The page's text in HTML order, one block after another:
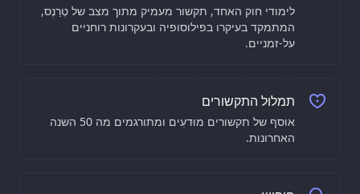
לימודי חוק האחד, תקשור מעמיק מתוך מצב של טְרַנְס,
המתמקד בעיקרו בפילוסופיה ובעקרונות רוחניים
על-זמניים.
תמלול התקשורים
אוסף של תקשורים מוּדעִים ומתורגמים מה 50 השנה
האחרונות.